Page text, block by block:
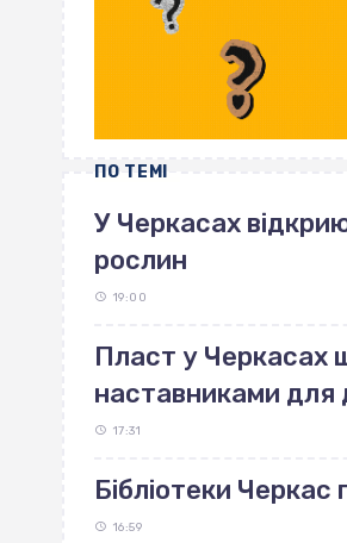
ПО ТЕМІ
У Черкасах
рослин
19:00
Пласт у Черкасах
наставниками для
17:31
Бібліотеки
16:59